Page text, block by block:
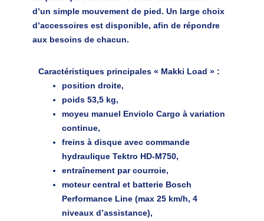
d’un simple mouvement de pied. Un large choix
d’accessoires est disponible, afin de répondre
aux besoins de chacun.
Caractéristiques principales « Makki Load »:
position droite,
poids 53,5 kg,
moyeu manuel Enviolo Cargo à variation
continue,
freins à disque avec commande
hydraulique Tektro HD-M750,
entraînement par courroie,
moteur central et batterie Bosch
Performance Line (max 25 km/h, 4
niveaux d’assistance),